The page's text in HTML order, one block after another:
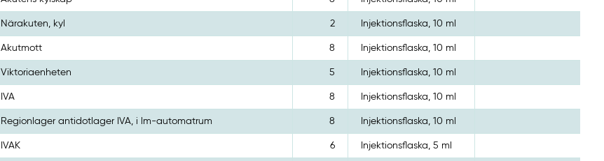
Närakuten, kyl 2 Injektionsflaska, 10 ml
Akutmott 8 Injektionsflaska, 10 ml
Viktoriaenheten 5 Injektionsflaska, 10 ml
IVA 8 Injektionsflaska, 10 ml
Regionlager antidotlager IVA, i lm-automatrum 8 Injektionsflaska, 10 ml
IVAK 6 Injektionsflaska, 5 ml